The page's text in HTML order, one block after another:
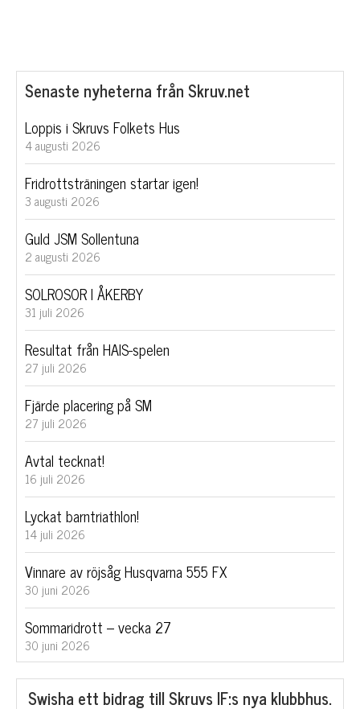
Swisha ett bidrag till Skruvs IF:s nya klubbhus.
Senaste nyheterna från Skruv.net
Loppis i Skruvs Folkets Hus
4 augusti 2026
Fridrottsträningen startar igen!
3 augusti 2026
Guld JSM Sollentuna
2 augusti 2026
SOLROSOR I ÅKERBY
31 juli 2026
Resultat från HAIS-spelen
27 juli 2026
Fjärde placering på SM
27 juli 2026
Avtal tecknat!
16 juli 2026
Lyckat barntriathlon!
14 juli 2026
Vinnare av röjsåg Husqvarna 555 FX
30 juni 2026
Sommaridrott – vecka 27
30 juni 2026